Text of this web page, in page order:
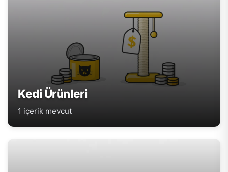
Kedi Ürünleri
1 içerik mevcut